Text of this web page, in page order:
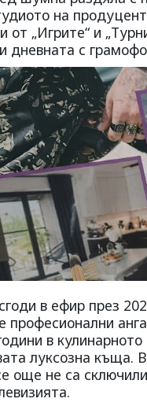
на
от „Игрите“ и
дневната с
в ефир през
професионални
в
луксозна къща.
още не са